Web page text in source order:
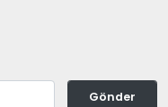
Gönder